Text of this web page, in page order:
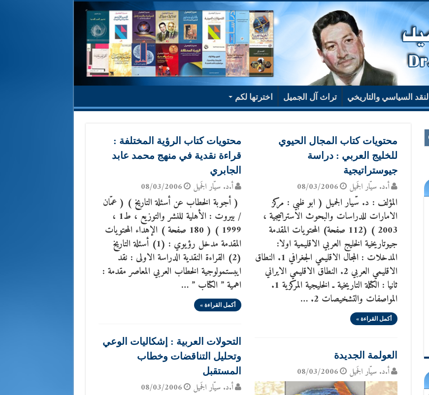
النقد السياسي والتاريخي تراث آل الجميل اخترتها لكم
محتويات كتاب المجال الحيوي
للخليج العربي : دراسة
جيوستراتيجية
أ.د. سيّار الجَميل 08/03/2006
المؤلف : د. سّيار الجميل ( ابو ظبي : مركز
الامارات للدراسات والبحوث الاستراتيجية ،
2003 ) (112 صفحة) المحتويات المقدمة
جيوتاريخية الخليج العربي الاقليمية اولا:
المدخلات : المجال الاقليمي الجغرافي 1. النطاق
الاقليمي العربي 2. النطاق الاقليمي الايراني
ثانيا : الكتلة التاريخية ـ الخليجية المركزية 1.
المواصفات والتشخيصات 2. …
أكمل القراءة »
محتويات كتاب الرؤية المختلفة :
قراءة نقدية في منهج محمد عابد
الجابري
أ.د. سيّار الجَميل 08/03/2006
( أجوبة الخطاب عن أسئلة التاريخ ) ( عمّان
/ بيروت : الأهلية للنشر والتوزيع ، ط1 ،
1999 ) ( 180 صفحة ) الإهداء المحتويات
المقدمة مدخل رؤيوي : (1) أسئلة التاريخ
(2) القراءة النقدية الدراسة الاولى : نقد
ايبستمولوجية الخطاب العربي المعاصر مقدمة :
اهمية ” الكتاب ” …
أكمل القراءة »
التحولات العربية : إشكاليات الوعي
وتحليل التناقضات وخطاب
المستقبل
أ.د. سيّار الجَميل 08/03/2006
العولمة الجديدة
أ.د. سيّار الجَميل 08/03/2006